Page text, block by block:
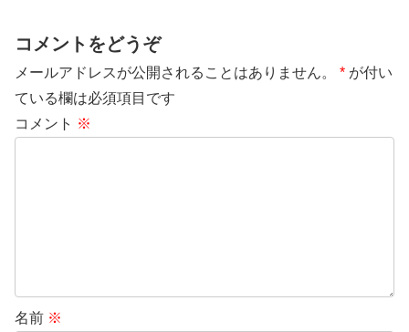
コメントをどうぞ
メールアドレスが公開されることはありません。 * が付い
ている欄は必須項目です
コメント ※
名前 ※